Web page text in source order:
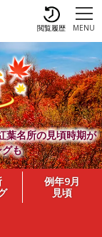
MENU
閲覧履歴
葉名所の見頃時期が
も
例年9月
見頃